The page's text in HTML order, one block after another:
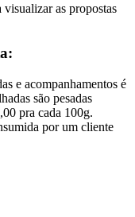
as propostas
e acompanhamentos é
são pesadas
pra cada 100g.
por um cliente